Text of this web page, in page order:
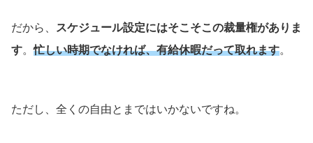
だから、
スケジュール設定にはそこそこの裁量権がありま
す。忙しい時期でなければ、有給休暇だって取れます。
ただし、全くの自由とまではいかないですね。